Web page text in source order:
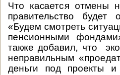
Что касается отмены
правительство
«Будем смотреть
пенсионными
также добавил, что
неправильным
деньги под проекты